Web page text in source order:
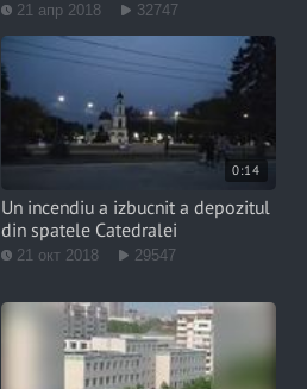
21 апр 2018 32747
0:14
Un incendiu a izbucnit a depozitul
din spatele Catedralei
21 окт 2018 29547